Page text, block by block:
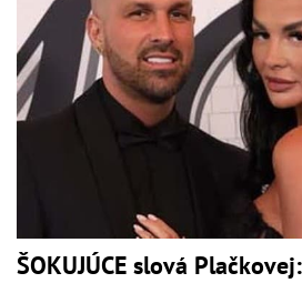
ŠOKUJÚCE slová